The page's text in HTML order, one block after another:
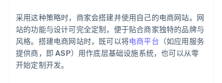
采用这种策略时，商家会搭建并使用自己的电商网站。网
站的功能与设计可完全定制，便于贴合商家独特的品牌与
风格。搭建电商网站时，既可以将电商平台 （如应用服务
提供商，即 ASP）用作底层基础设施系统，也可以从零
开始定制开发。